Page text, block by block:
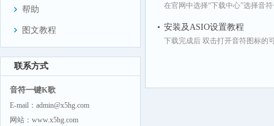
帮助
图文教程
联系方式
音符一键K歌
E-mail：admin@x5hg.com
网站：www.x5hg.com
在官网中选择“下载中心”选择音
安装及ASIO设置教程
下载完成后 双击打开音符图标的